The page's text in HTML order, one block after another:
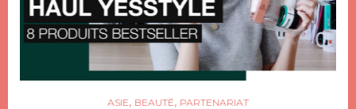
ASIE, BEAUTÉ, PARTENARIAT